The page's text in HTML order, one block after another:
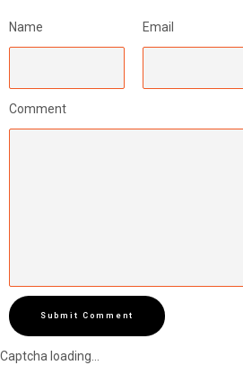
Name Email
Comment
Submit Comment
Captcha loading...